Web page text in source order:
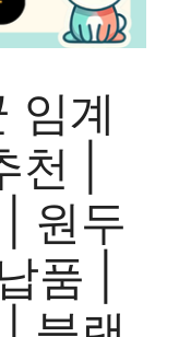
임계
|
원두
품 |